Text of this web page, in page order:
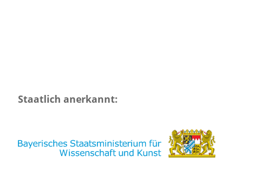
Staatlich anerkannt: